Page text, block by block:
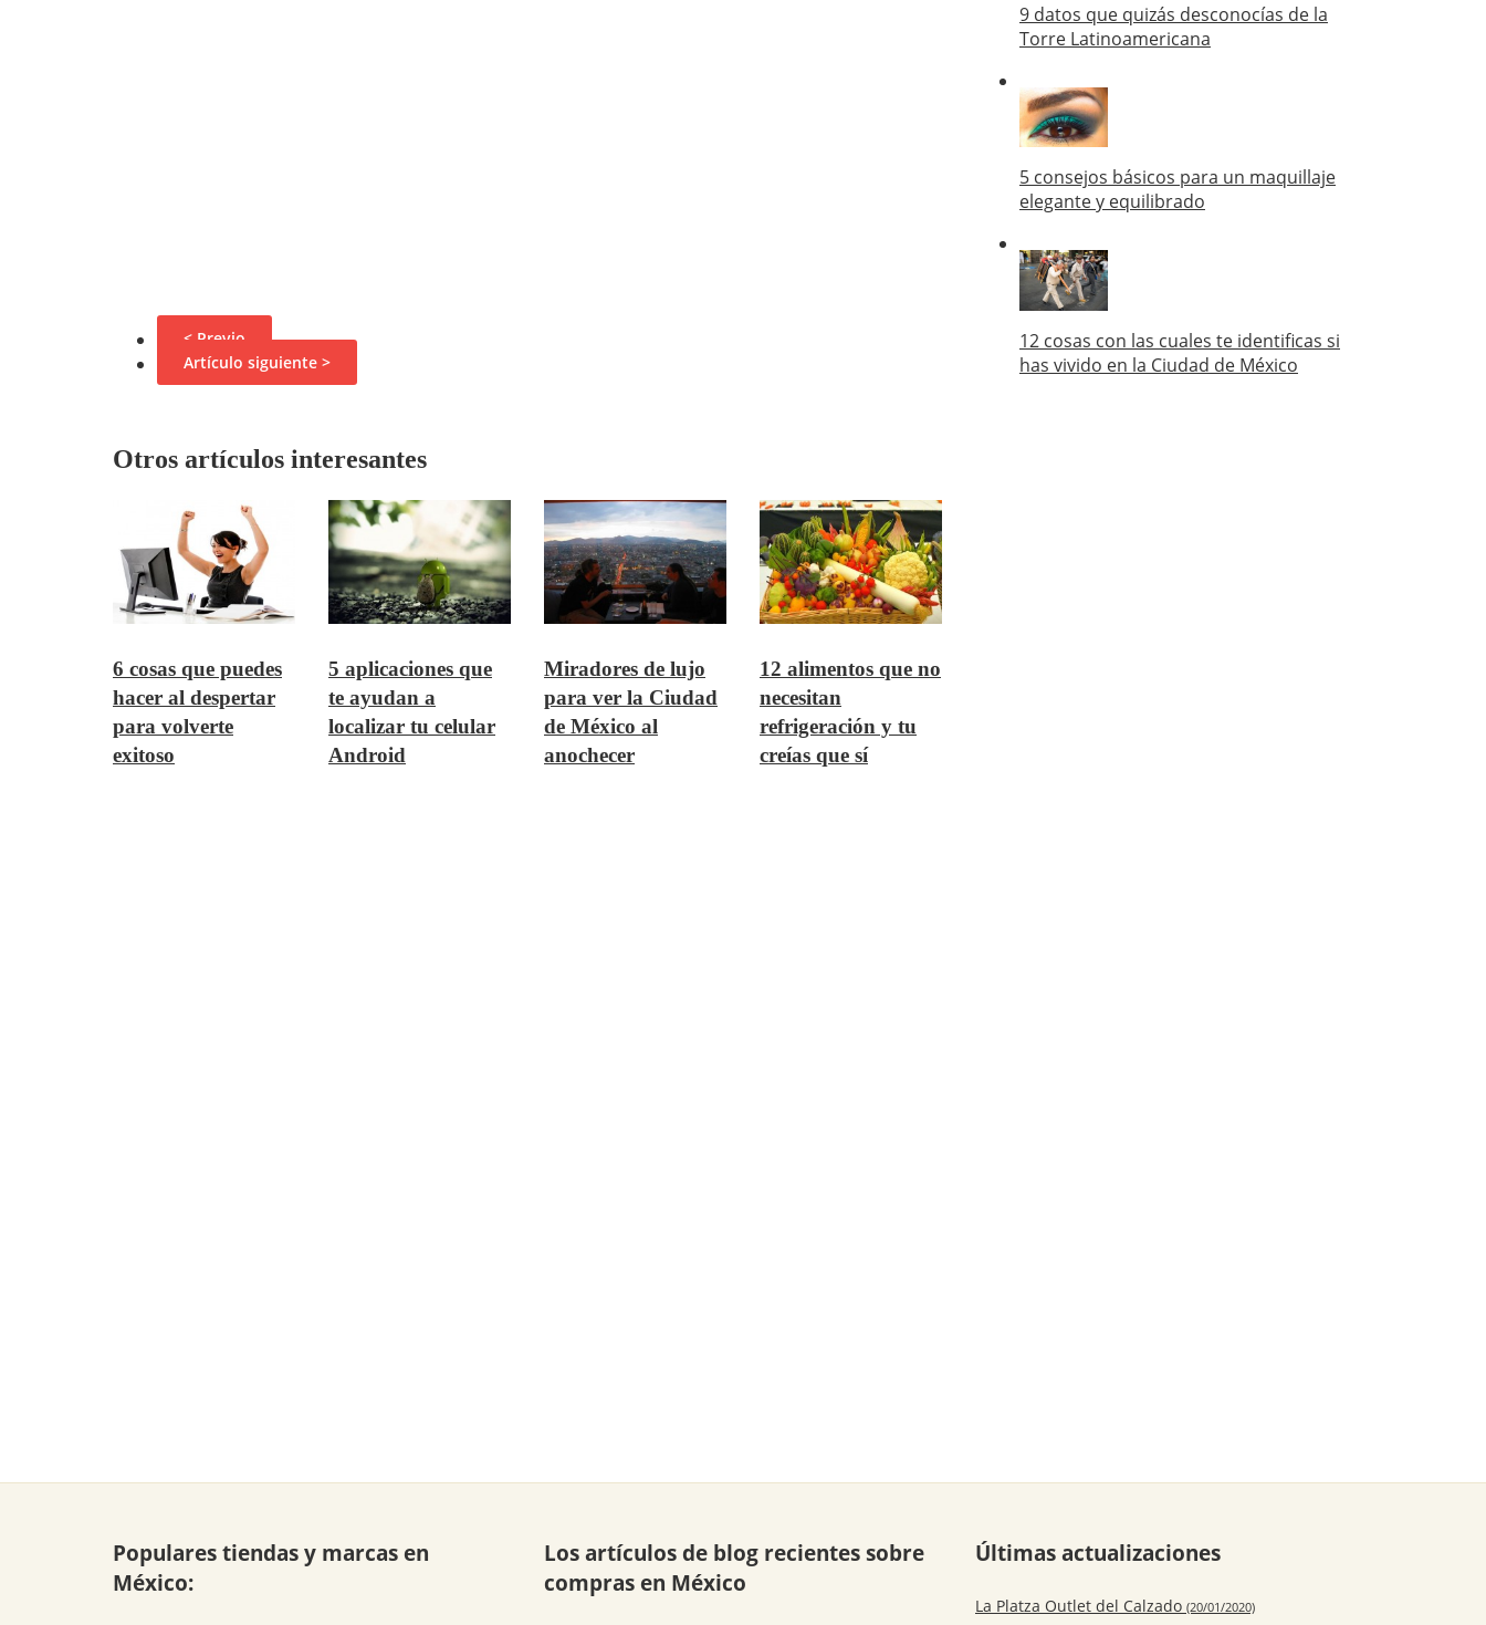
< Previo
Artículo siguiente >
Otros artículos interesantes
6 cosas que puedes
hacer al despertar
para volverte
exitoso
5 aplicaciones que
te ayudan a
localizar tu celular
Android
Miradores de lujo
para ver la Ciudad
de México al
anochecer
12 alimentos que no
necesitan
refrigeración y tu
creías que sí
9 datos que quizás desconocías de la
Torre Latinoamericana
5 consejos básicos para un maquillaje
elegante y equilibrado
12 cosas con las cuales te identificas si
has vivido en la Ciudad de México
Populares tiendas y marcas en
México:
Los artículos de blog recientes sobre
compras en México
Últimas actualizaciones
La Platza Outlet del Calzado (20/01/2020)